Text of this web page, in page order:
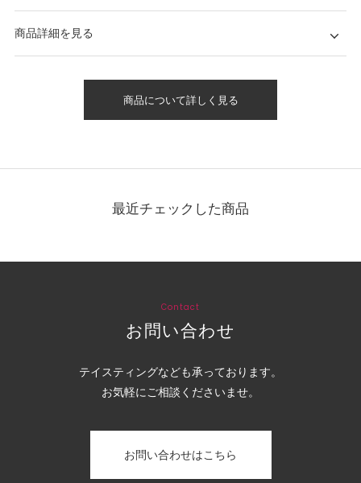
商品詳細を見る
商品について詳しく見る
最近チェックした商品
Contact
お問い合わせ
テイスティングなども承っております。
お気軽にご相談くださいませ。
お問い合わせはこちら